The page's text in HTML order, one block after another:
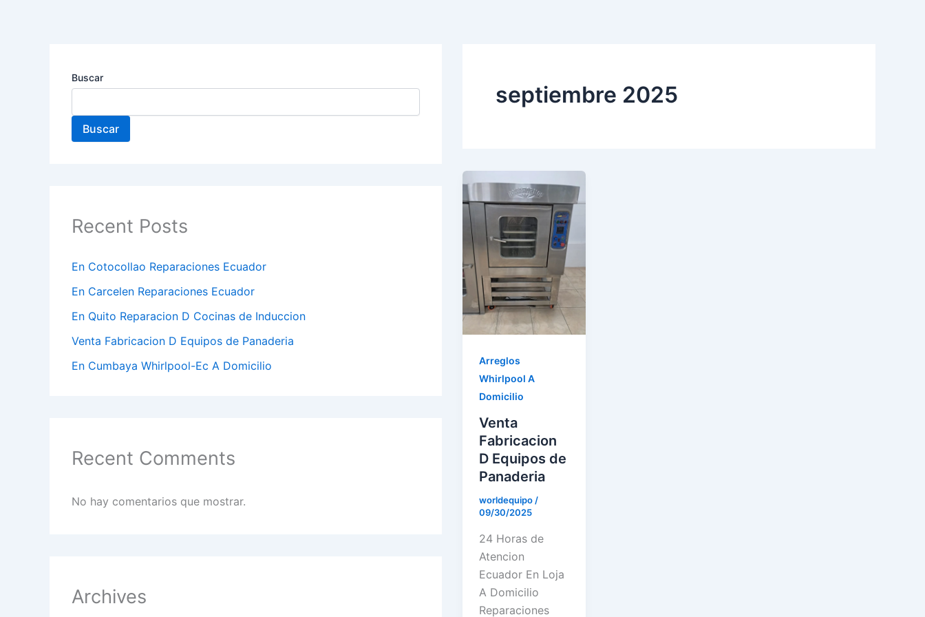
Buscar
Buscar
Recent Posts
En Cotocollao Reparaciones Ecuador
En Carcelen Reparaciones Ecuador
En Quito Reparacion D Cocinas de Induccion
Venta Fabricacion D Equipos de Panaderia
En Cumbaya Whirlpool-Ec A Domicilio
Recent Comments
No hay comentarios que mostrar.
Archives
septiembre 2025
Arreglos
Whirlpool A
Domicilio
Venta
Fabricacion
D Equipos de
Panaderia
worldequipo /
09/30/2025
24 Horas de
Atencion
Ecuador En Loja
A Domicilio
Reparaciones